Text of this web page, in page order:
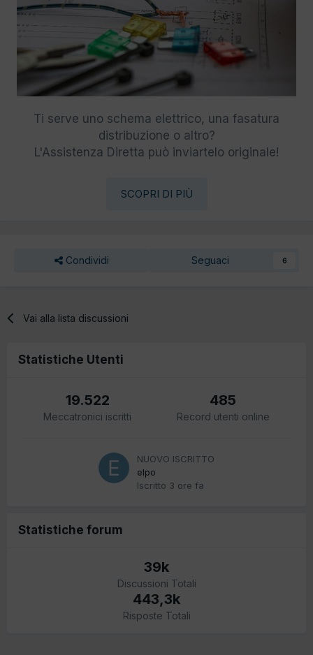
Ti serve uno schema elettrico, una fasatura
distribuzione o altro?
L'Assistenza Diretta può inviartelo originale!
SCOPRI DI PIÙ
Condividi Seguaci 6
Vai alla lista discussioni
Statistiche Utenti
19.522
Meccatronici iscritti
485
Record utenti online
NUOVO ISCRITTO
elpo
Iscritto 3 ore fa
Statistiche forum
39k
Discussioni Totali
443,3k
Risposte Totali